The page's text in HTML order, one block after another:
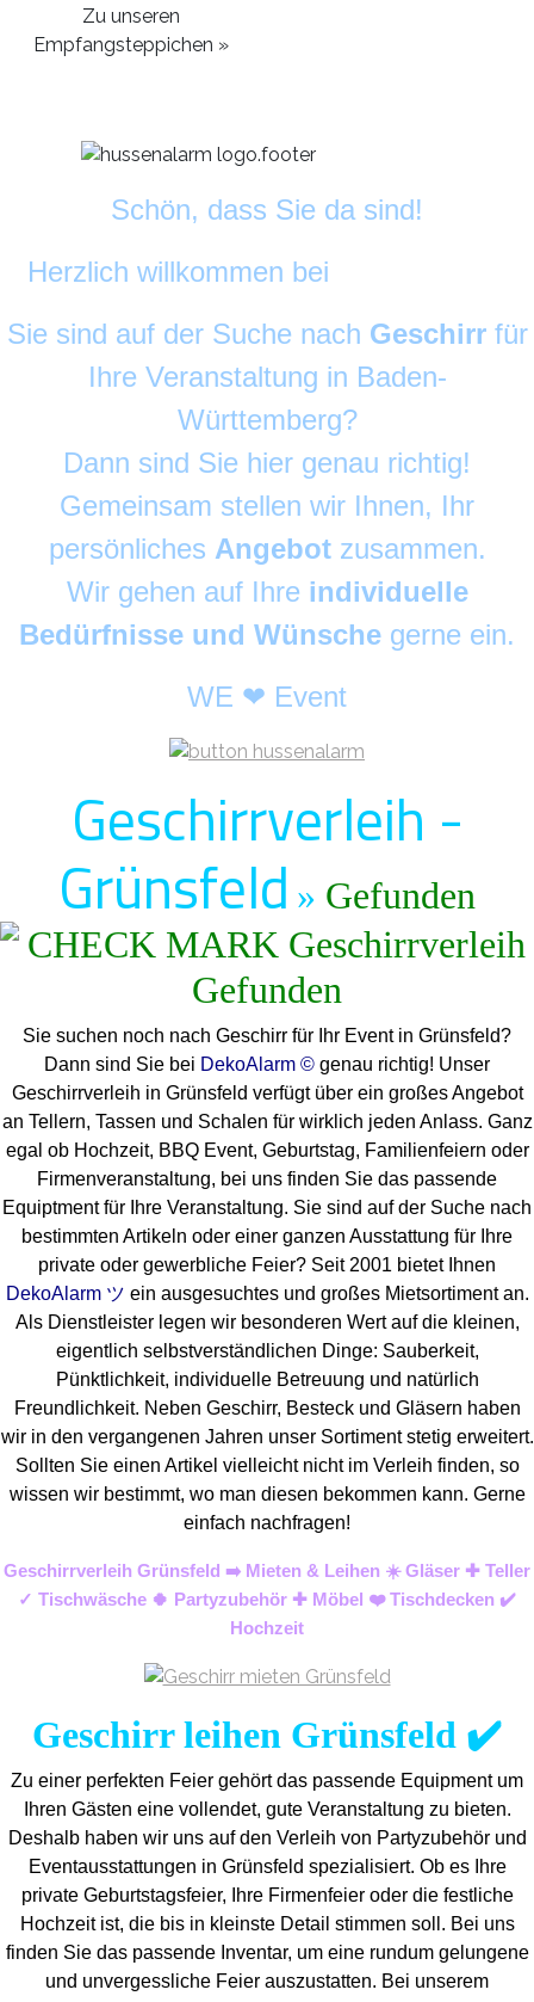
Zu unseren
Empfangsteppichen »
Schön, dass Sie da sind!
Herzlich willkommen bei
Sie sind auf der Suche nach Geschirr für
Ihre Veranstaltung in Baden-
Württemberg?
Dann sind Sie hier genau richtig!
Gemeinsam stellen wir Ihnen, Ihr
persönliches Angebot zusammen.
Wir gehen auf Ihre individuelle
Bedürfnisse und Wünsche gerne ein.
WE ❤ Event
Geschirrverleih -
Grünsfeld » Gefunden
Sie suchen noch nach Geschirr für Ihr Event in Grünsfeld?
Dann sind Sie bei DekoAlarm © genau richtig! Unser
Geschirrverleih in Grünsfeld verfügt über ein großes Angebot
an Tellern, Tassen und Schalen für wirklich jeden Anlass. Ganz
egal ob Hochzeit, BBQ Event, Geburtstag, Familienfeiern oder
Firmenveranstaltung, bei uns finden Sie das passende
Equiptment für Ihre Veranstaltung. Sie sind auf der Suche nach
bestimmten Artikeln oder einer ganzen Ausstattung für Ihre
private oder gewerbliche Feier? Seit 2001 bietet Ihnen
DekoAlarm ツ ein ausgesuchtes und großes Mietsortiment an.
Als Dienstleister legen wir besonderen Wert auf die kleinen,
eigentlich selbstverständlichen Dinge: Sauberkeit,
Pünktlichkeit, individuelle Betreuung und natürlich
Freundlichkeit. Neben Geschirr, Besteck und Gläsern haben
wir in den vergangenen Jahren unser Sortiment stetig erweitert.
Sollten Sie einen Artikel vielleicht nicht im Verleih finden, so
wissen wir bestimmt, wo man diesen bekommen kann. Gerne
einfach nachfragen!
Geschirrverleih Grünsfeld ➡️ Mieten & Leihen ☀️ Gläser ✚ Teller
✓ Tischwäsche 🍀 Partyzubehör ✚ Möbel ❤️ Tischdecken ✔️
Hochzeit
Geschirr leihen Grünsfeld ✔️
Zu einer perfekten Feier gehört das passende Equipment um
Ihren Gästen eine vollendet, gute Veranstaltung zu bieten.
Deshalb haben wir uns auf den Verleih von Partyzubehör und
Eventausstattungen in Grünsfeld spezialisiert. Ob es Ihre
private Geburtstagsfeier, Ihre Firmenfeier oder die festliche
Hochzeit ist, die bis in kleinste Detail stimmen soll. Bei uns
finden Sie das passende Inventar, um eine rundum gelungene
und unvergess liche Feier auszustatten. Bei unserem